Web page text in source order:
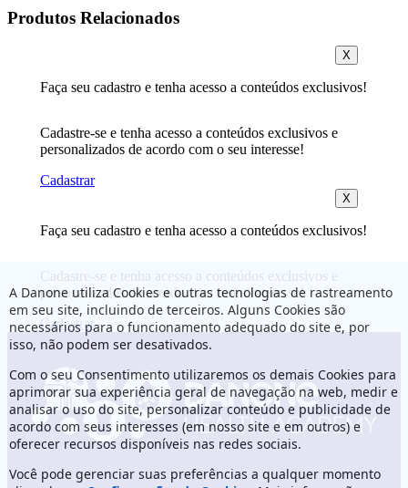
Produtos Relacionados
X
Faça seu cadastro e tenha acesso a conteúdos exclusivos!
Cadastre-se e tenha acesso a conteúdos exclusivos e
personalizados de acordo com o seu interesse!
Cadastrar
X
Faça seu cadastro e tenha acesso a conteúdos exclusivos!
Cadastre-se e tenha acesso a conteúdos exclusivos e
personalizados de acordo com o seu interesse!
Cadastrar
A Danone utiliza Cookies e outras tecnologias de rastreamento
em seu site, incluindo de terceiros. Alguns Cookies são
necessários para o funcionamento adequado do site e, por
isso, não podem ser desativados.
Com o seu Consentimento utilizaremos os demais Cookies para
aprimorar sua experiência geral de navegação na web, medir e
analisar o uso do site, personalizar conteúdo e publicidade de
acordo com seus interesses (em nosso site e em outros) e
oferecer recursos disponíveis nas redes sociais.
Você pode gerenciar suas preferências a qualquer momento